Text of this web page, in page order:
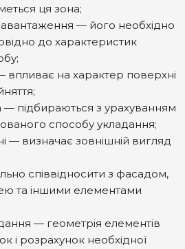
ця зона;
— його необхідно
до характеристик
на характер поверхні
підбираються з урахуванням
способу укладання;
— визначає зовнішній вигляд
співвідносити з фасадом,
та іншими елементами
— геометрія елементів
і розрахунок необхідної